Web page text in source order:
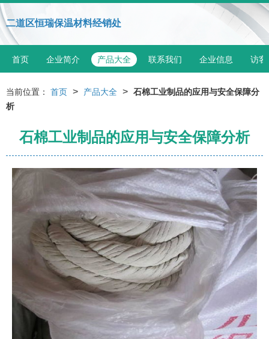
二道区恒瑞保温材料经销处
首页 企业简介 产品大全 联系我们 企业信息 访客
当前位置： 首页 > 产品大全 > 石棉工业制品的应用与安全保障分
析
石棉工业制品的应用与安全保障分析